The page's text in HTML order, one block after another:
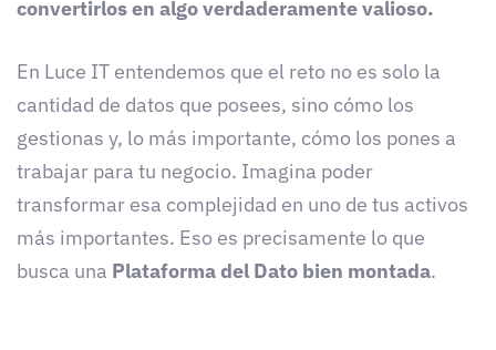
convertirlos en algo verdaderamente valioso.
En Luce IT entendemos que el reto no es solo la
cantidad de datos que posees, sino cómo los
gestionas y, lo más importante, cómo los pones a
trabajar para tu negocio. Imagina poder
transformar esa complejidad en uno de tus activos
más importantes. Eso es precisamente lo que
busca una Plataforma del Dato bien montada.